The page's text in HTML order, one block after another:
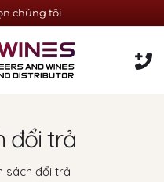
chúng tôi
đổi trả
sách đổi trả